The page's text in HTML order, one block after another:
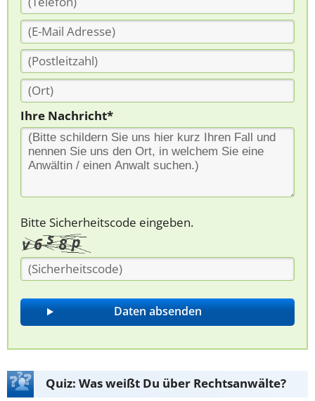
Ihre Nachricht*
Bitte Sicherheitscode eingeben.
Quiz: Was weißt Du über Rechtsanwälte?